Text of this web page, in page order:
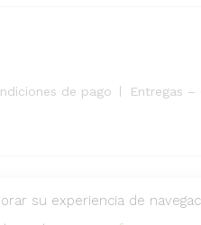
de pago Entregas –
Desarrollado por
su experiencia de